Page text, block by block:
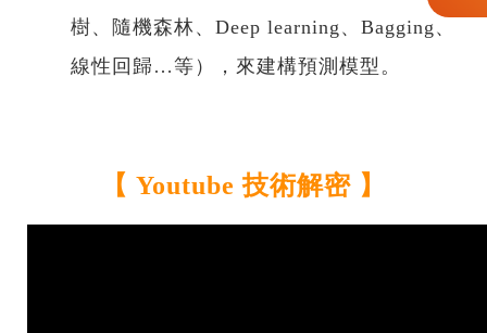
樹、隨機森林、Deep learning、Bagging、
線性回歸…等），來建構預測模型。
【 Youtube 技術解密 】